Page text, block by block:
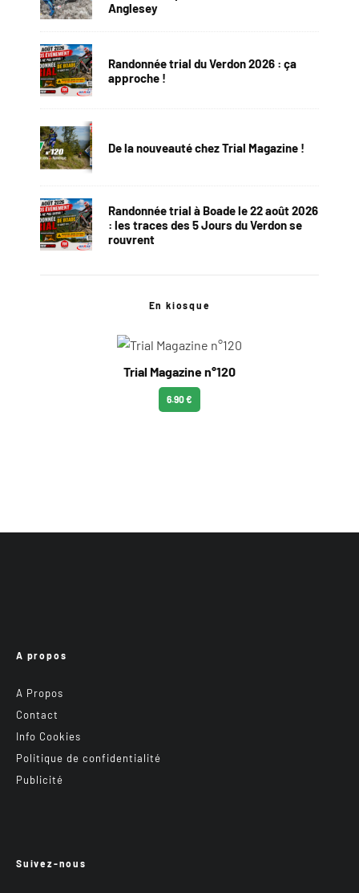
Anglesey
Randonnée trial du Verdon 2026 : ça
approche !
De la nouveauté chez Trial Magazine !
Randonnée trial à Boade le 22 août 2026
: les traces des 5 Jours du Verdon se
rouvrent
En kiosque
Trial Magazine n°120
6.90 €
A propos
A Propos
Contact
Info Cookies
Politique de confidentialité
Publicité
Suivez-nous